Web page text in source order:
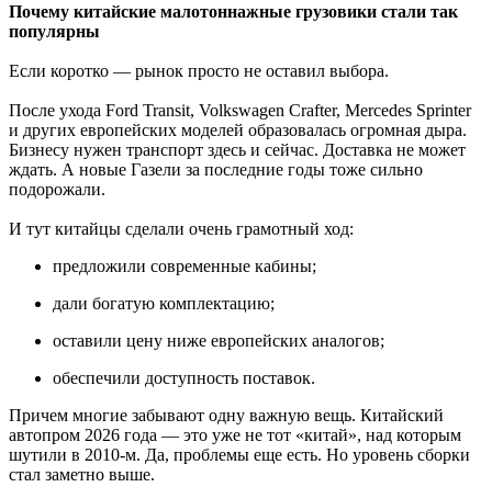
Почему китайские малотоннажные грузовики стали так
популярны
Если коротко — рынок просто не оставил выбора.
После ухода Ford Transit, Volkswagen Crafter, Mercedes Sprinter
и других европейских моделей образовалась огромная дыра.
Бизнесу нужен транспорт здесь и сейчас. Доставка не может
ждать. А новые Газели за последние годы тоже сильно
подорожали.
И тут китайцы сделали очень грамотный ход:
предложили современные кабины;
дали богатую комплектацию;
оставили цену ниже европейских аналогов;
обеспечили доступность поставок.
Причем многие забывают одну важную вещь. Китайский
автопром 2026 года — это уже не тот «китай», над которым
шутили в 2010-м. Да, проблемы еще есть. Но уровень сборки
стал заметно выше.